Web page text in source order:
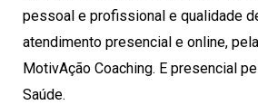
pessoal e profissional e qualidade
atendimento presencial e online,
MotivAção Coaching. E presencial
Saúde.